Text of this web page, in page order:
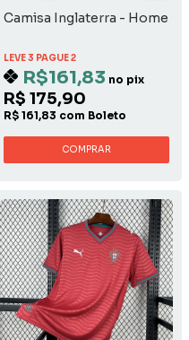
Camisa Inglaterra - Home
LEVE 3 PAGUE 2
R$161,83 no pix
R$ 175,90
R$ 161,83 com Boleto
COMPRAR